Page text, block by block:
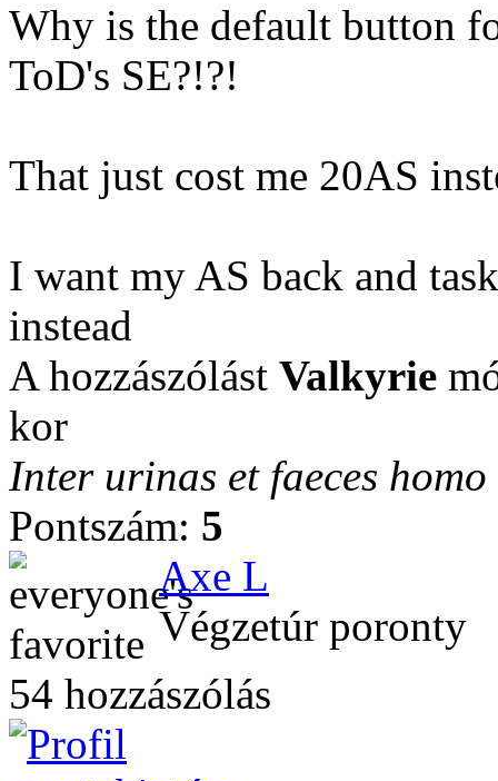
Why is the default button
ToD's SE?!?!
That just cost me 20AS
I want my AS back and
instead
A hozzászólást Valkyrie
kor
Inter urinas et faeces
Pontszám: 5
Axe L
Végzetúr poronty
54 hozzászólás